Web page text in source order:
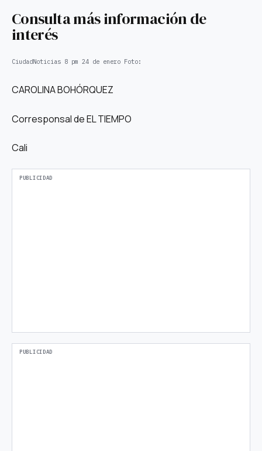
Consulta más información de
interés
CiudadNoticias 8 pm 24 de enero Foto:
CAROLINA BOHÓRQUEZ
Corresponsal de EL TIEMPO
Cali